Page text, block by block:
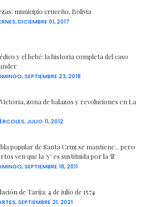
municipio cruceño, Bolivia
DICIEMBRE 01, 2017
y el bebé: la historia completa del caso
SEPTIEMBRE 23, 2018
zona de balazos y revoluciones en La
JULIO 11, 2012
popular de Santa Cruz se mantiene... pero
ven que la 'y' es sustituida por la 'll'
SEPTIEMBRE 18, 2011
de Tarija: 4 de julio de 1574
SEPTIEMBRE 21, 2021